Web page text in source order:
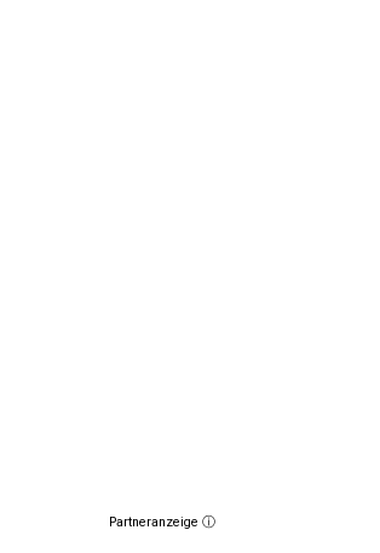
Partneranzeige ⓘ